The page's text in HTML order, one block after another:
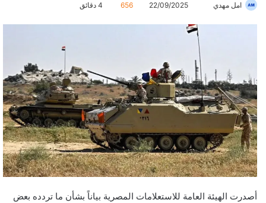
امل مهدي
س
ل
ر
ي
د
إ
ل
ك
ت
22/09/2025
656
أصدرت الهيئة العامة للاستعلامات المصرية بياناً بشأن ما تردده بعض